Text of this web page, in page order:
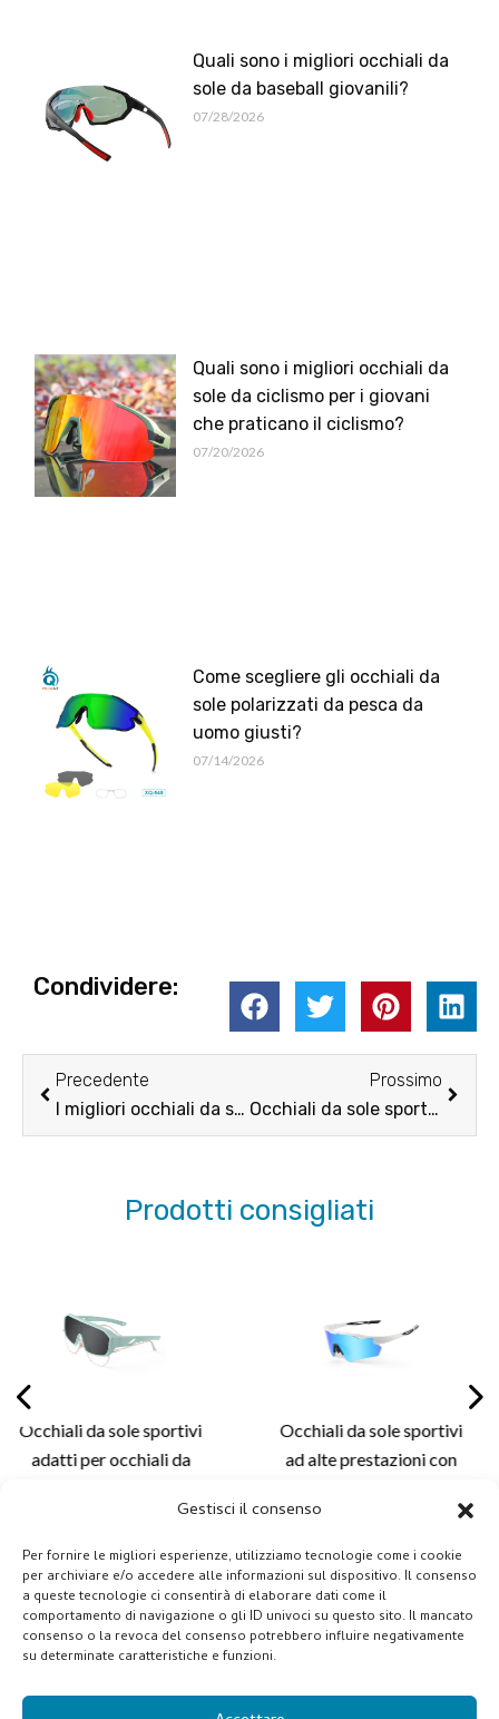
Gestisci il consenso
Per fornire le migliori esperienze, utilizziamo tecnologie come i cookie
per archiviare e/o accedere alle informazioni sul dispositivo. Il consenso
a queste tecnologie ci consentirà di elaborare dati come il
comportamento di navigazione o gli ID univoci su questo sito. Il mancato
consenso o la revoca del consenso potrebbero influire negativamente
su determinate caratteristiche e funzioni.
Quali sono i migliori occhiali da
sole da baseball giovanili?
07/28/2026
Quali sono i migliori occhiali da
sole da ciclismo per i giovani
che praticano il ciclismo?
07/20/2026
Come scegliere gli occhiali da
sole polarizzati da pesca da
uomo giusti?
07/14/2026
Condividere:
Prec
Precedente
I migliori occhiali da sole per la pesca del 2026
Prossimo
Occhiali da sole sportivi: cosa cercare
Prodotti consigliati
sportivi
da
Occhiali da sole sportivi
ad alte prestazioni con
vestibilità
personalizzata, comfort
migliorato e
personalizzazione delle
lenti per esterni -
XQ681A
Eleganti
da
leggero e
lenti
ciclismo e